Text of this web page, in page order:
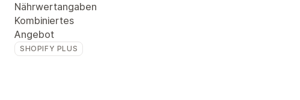
Nährwertangaben
Kombiniertes
Angebot
SHOPIFY PLUS